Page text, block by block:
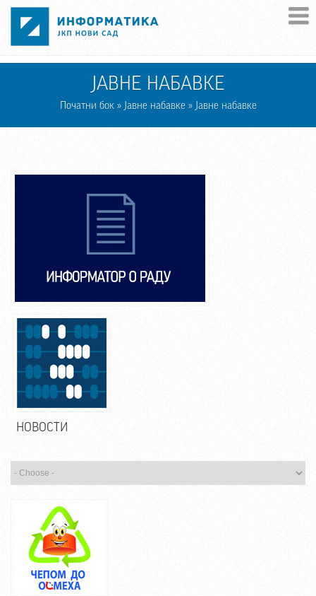
Skip to main content
ЈАВНЕ НАБАВКЕ
Початни бок» Јавне набавке » Јавне набавке
НОВОСТИ